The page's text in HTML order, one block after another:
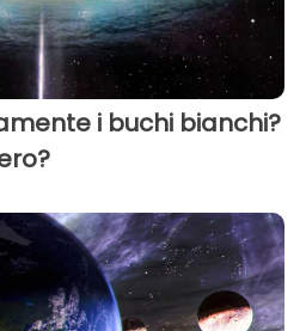
i buchi bianchi?